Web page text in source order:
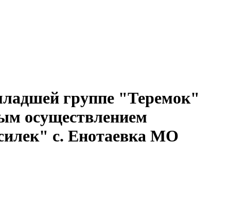
группе "Теремок"
осуществлением
с. Енотаевка МО